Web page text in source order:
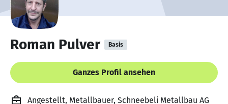
Roman Pulver Basis
Ganzes Profil ansehen
Angestellt, Metallbauer, Schneebeli Metallbau AG